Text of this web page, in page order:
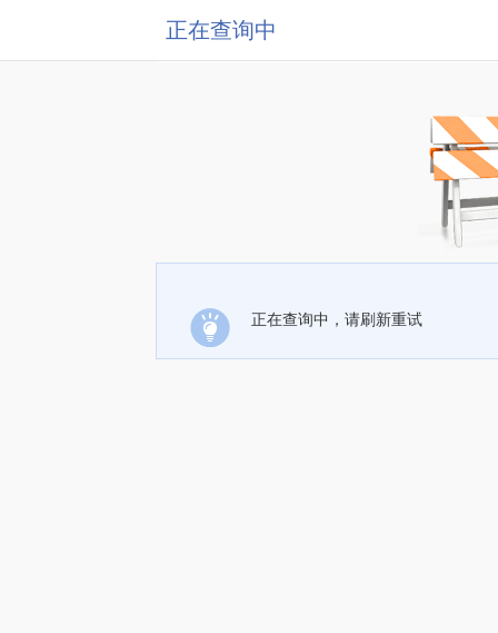
正在查询中
正在查询中，请刷新重试